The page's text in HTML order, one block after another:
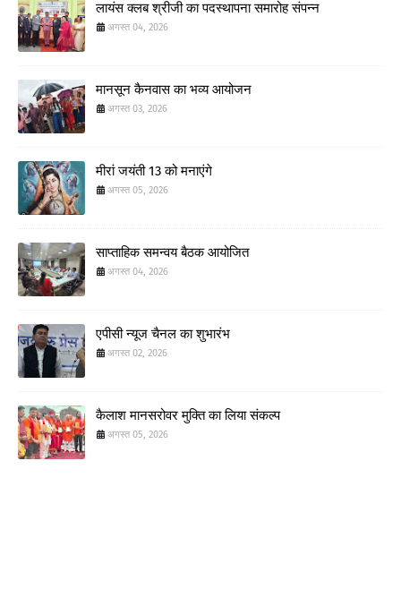
लायंस क्लब श्रीजी का पदस्थापना समारोह संपन्न
अगस्त 04, 2026
मानसून कैनवास का भव्य आयोजन
अगस्त 03, 2026
मीरां जयंती 13 को मनाएंगे
अगस्त 05, 2026
साप्ताहिक समन्वय बैठक आयोजित
अगस्त 04, 2026
एपीसी न्यूज चैनल का शुभारंभ
अगस्त 02, 2026
कैलाश मानसरोवर मुक्ति का लिया संकल्प
अगस्त 05, 2026